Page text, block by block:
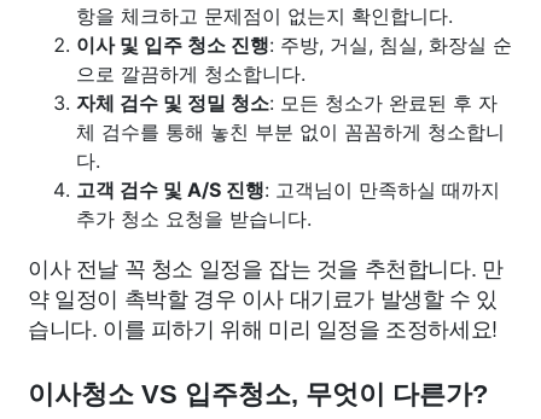
항을 체크하고 문제점이 없는지 확인합니다.
이사 및 입주 청소 진행: 주방, 거실, 침실, 화장실 순
으로 깔끔하게 청소합니다.
자체 검수 및 정밀 청소: 모든 청소가 완료된 후 자
체 검수를 통해 놓친 부분 없이 꼼꼼하게 청소합니
다.
고객 검수 및 A/S 진행: 고객님이 만족하실 때까지
추가 청소 요청을 받습니다.
이사 전날 꼭 청소 일정을 잡는 것을 추천합니다. 만
약 일정이 촉박할 경우 이사 대기료가 발생할 수 있
습니다. 이를 피하기 위해 미리 일정을 조정하세요!
이사청소 VS 입주청소, 무엇이 다른가?